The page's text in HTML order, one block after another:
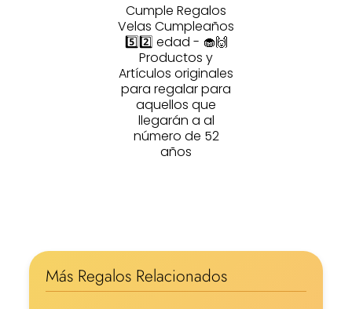
Cumple Regalos
Velas Cumpleaños
5️⃣2️⃣ edad - 🧁🙌
Productos y
Artículos originales
para regalar para
aquellos que
llegarán a al
número de 52
años
Más Regalos Relacionados